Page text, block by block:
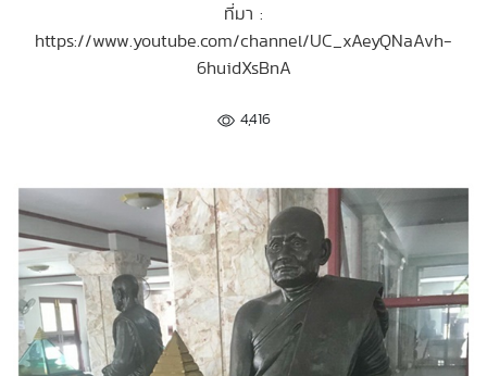
ที่มา :
https://www.youtube.com/channel/UC_xAeyQNaAvh-
6huidXsBnA
4,416